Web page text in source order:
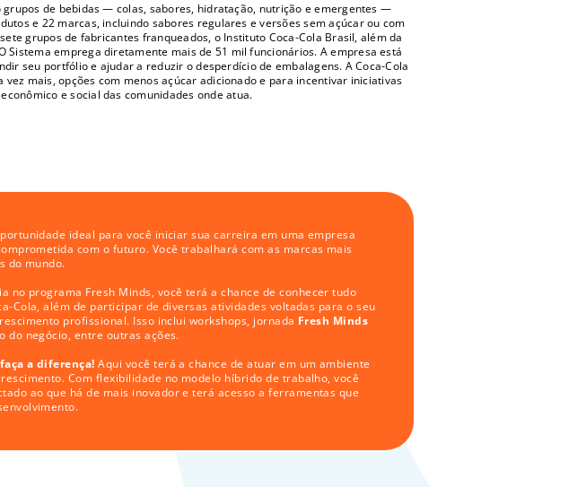
grupos de bebidas — colas, sabores, hidratação, nutrição e emergentes —
e 22 marcas, incluindo sabores regulares e versões sem açúcar ou com
grupos de fabricantes franqueados, o Instituto Coca-Cola Brasil, além da
Sistema emprega diretamente mais de 51 mil funcionários. A empresa está
seu portfólio e ajudar a reduzir o desperdício de embalagens. A Coca-Cola
mais, opções com menos açúcar adicionado e para incentivar iniciativas
e social das comunidades onde atua.
ideal para você iniciar sua carreira em uma empresa
com o futuro. Você trabalhará com as marcas mais
do mundo.
no programa Fresh Minds, você terá a chance de conhecer tudo
Cola, além de participar de diversas atividades voltadas para o seu
profissional. Isso inclui workshops, jornada Fresh Minds
do negócio, entre outras ações.
a diferença! Aqui você terá a chance de atuar em um ambiente
Com flexibilidade no modelo híbrido de trabalho, você
ao que há de mais inovador e terá acesso a ferramentas que